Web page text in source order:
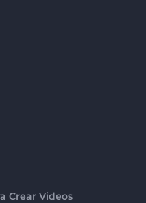
Crear Videos